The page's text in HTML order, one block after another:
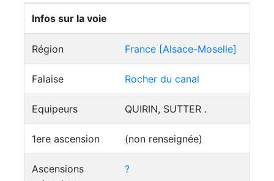
Infos sur la voie
Région France [Alsace-Moselle]
Falaise Rocher du canal
Equipeurs QUIRIN, SUTTER .
1ere ascension (non renseignée)
Ascensions
?